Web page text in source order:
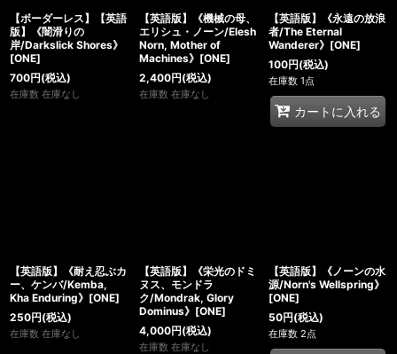
【ボーダーレス】【英語
版】《闇滑りの
岸/Darkslick Shores》
[ONE]
700円(税込)
在庫数 在庫なし
【英語版】《機械の母、
エリシュ・ノーン/Elesh
Norn, Mother of
Machines》[ONE]
2,400円(税込)
在庫数 在庫なし
【英語版】《永遠の放浪
者/The Eternal
Wanderer》[ONE]
100円(税込)
在庫数 1点
カートに入れる
【英語版】《耐え忍ぶカ
ー、ケンバ/Kemba,
Kha Enduring》[ONE]
250円(税込)
在庫数 在庫なし
【英語版】《栄光のドミ
ヌス、モンドラ
ク/Mondrak, Glory
Dominus》[ONE]
4,000円(税込)
在庫数 在庫なし
【英語版】《ノーンの水
源/Norn's Wellspring》
[ONE]
50円(税込)
在庫数 2点